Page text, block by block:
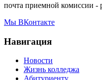
почта приемной комиссии -
Мы ВКонтакте
Навигация
Новости
Жизнь колледжа